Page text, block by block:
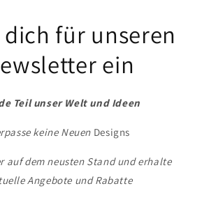
dich für unseren
ein
Teil unser Welt und Ideen
keine Neuen Designs
auf dem neusten Stand und erhalte
Angebote und Rabatte